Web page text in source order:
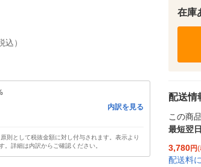
込）
内訳を見る
則として税抜金額に対し付与されます。表示より
。詳細は内訳からご確認ください。
在庫
配送情
この商
最短翌
3,780円(
配送料